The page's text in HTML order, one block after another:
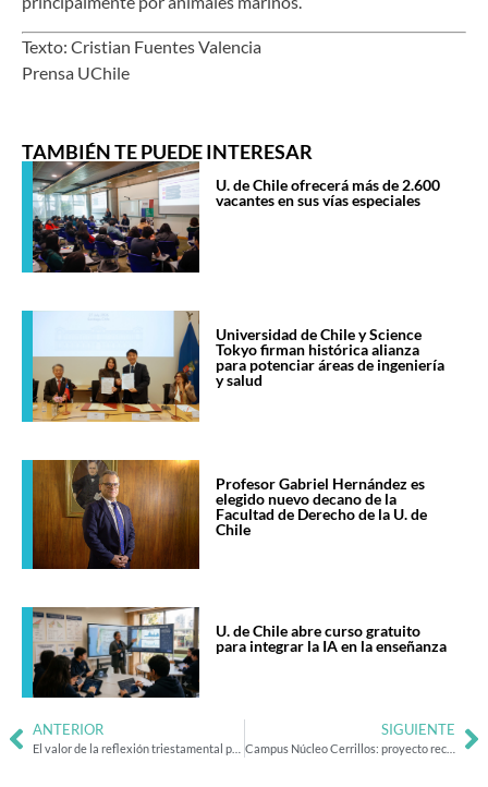
Texto: Cristian Fuentes Valencia
Prensa UChile
TAMBIÉN TE PUEDE INTERESAR
U. de Chile ofrecerá más de 2.600
vacantes en sus vías especiales
Universidad de Chile y Science
Tokyo firman histórica alianza
para potenciar áreas de ingeniería
y salud
Profesor Gabriel Hernández es
elegido nuevo decano de la
Facultad de Derecho de la U. de
Chile
U. de Chile abre curso gratuito
para integrar la IA en la enseñanza
ANTERIOR SIGUIENTE
Campus Núcleo Cerrillos: proyecto reconstruye una historia de unión entre Universidad, Industria y Territorio